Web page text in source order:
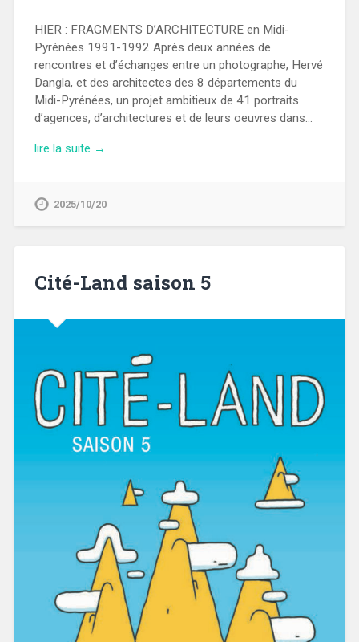
HIER : FRAGMENTS D’ARCHITECTURE en Midi-
Pyrénées 1991-1992 Après deux années de
rencontres et d’échanges entre un photographe, Hervé
Dangla, et des architectes des 8 départements du
Midi-Pyrénées, un projet ambitieux de 41 portraits
d’agences, d’architectures et de leurs oeuvres dans…
lire la suite →
2025/10/20
Cité-Land saison 5